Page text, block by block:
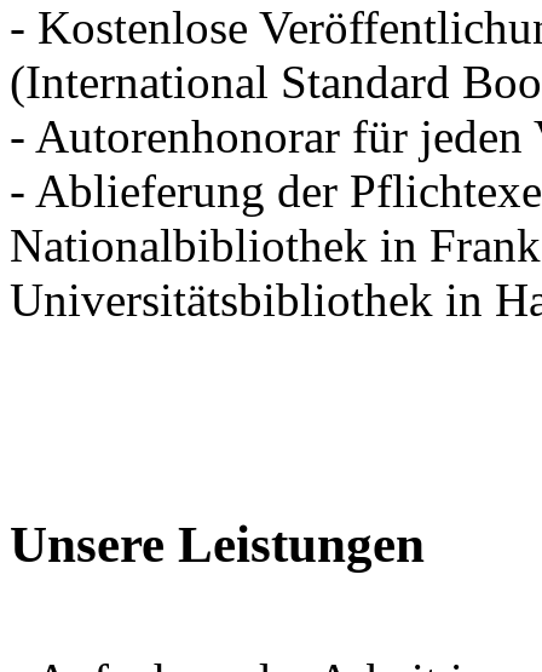
- Kostenlose
(International Standard
- Autorenhonorar für jeden
- Ablieferung der
Nationalbibliothek in
Universitätsbibliothek in
Unsere Leistungen